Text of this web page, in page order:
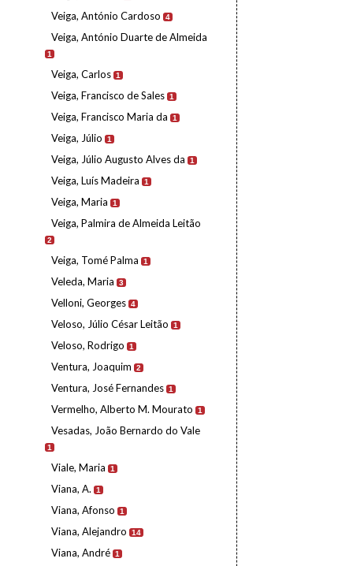
Veiga, António Cardoso 4
Veiga, António Duarte de Almeida
1
Veiga, Carlos 1
Veiga, Francisco de Sales 1
Veiga, Francisco Maria da 1
Veiga, Júlio 1
Veiga, Júlio Augusto Alves da 1
Veiga, Luís Madeira 1
Veiga, Maria 1
Veiga, Palmira de Almeida Leitão
2
Veiga, Tomé Palma 1
Veleda, Maria 3
Velloni, Georges 4
Veloso, Júlio César Leitão 1
Veloso, Rodrigo 1
Ventura, Joaquim 2
Ventura, José Fernandes 1
Vermelho, Alberto M. Mourato 1
Vesadas, João Bernardo do Vale
1
Viale, Maria 1
Viana, A. 1
Viana, Afonso 1
Viana, Alejandro 14
Viana, André 1